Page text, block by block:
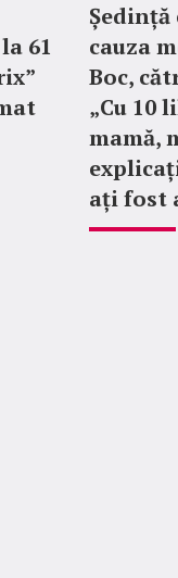
61
cauza
Boc,
„Cu 10
mamă,
ați fost